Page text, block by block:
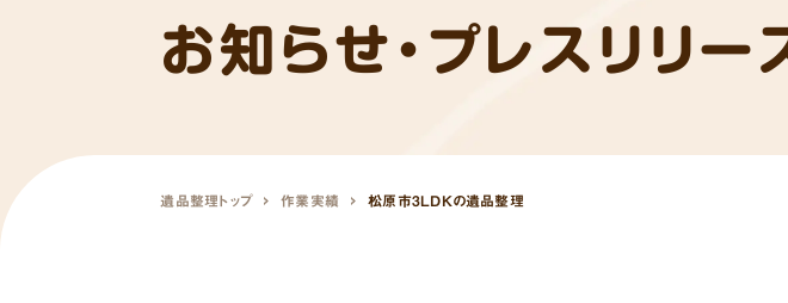
お知らせ・プレスリリー
遺品整理トップ 作業実績 松原市3LDKの遺品整理